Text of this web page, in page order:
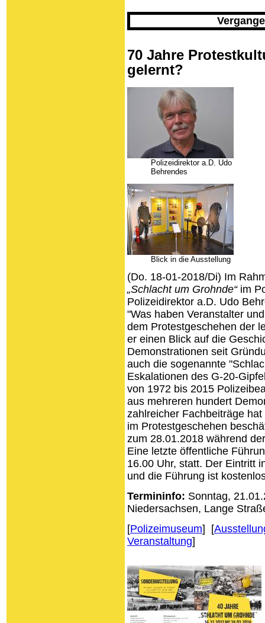
70 Jahre
gelernt?
Polizeidirektor a.D. Udo
Behrendes
Blick in die Ausstellung
(Do. 18-01-2018/Di) Im
„Schlacht um Grohnde“im
Polizeidirektor a.D. Udo
"Was haben Veranstalter
dem Protestgeschehen der
er einen Blick auf die
Demonstrationen seit
auch die sogenannte
Eskalationen des G-20-
von 1972 bis 2015
aus mehreren hundert
zahlreicher Fachbeiträge
im Protestgeschehen
zum 28.01.2018 während
Eine letzte öffentliche
16.00 Uhr, statt. Der Eintritt
und die Führung ist
Termininfo: Sonntag,
Niedersachsen, Lange
[Polizeimuseum] [
Veranstaltung]